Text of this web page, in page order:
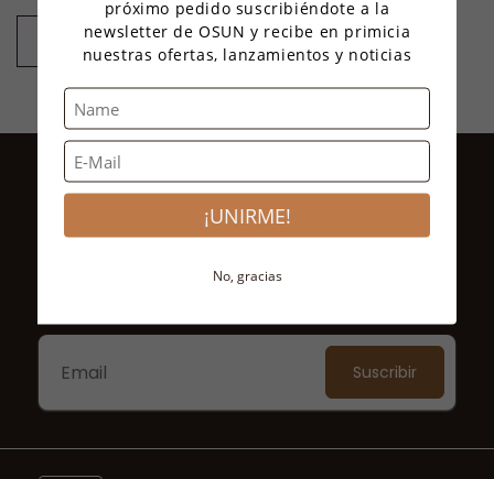
próximo pedido suscribiéndote a la
newsletter de OSUN y recibe en primicia
nuestras ofertas, lanzamientos y noticias
¡UNIRME!
No, gracias
habitual
de
oferta
Agregar al carrito
¡SUSCRÍBETE A NUESTROS
CORREOS ELECTRÓNICOS!
compra.